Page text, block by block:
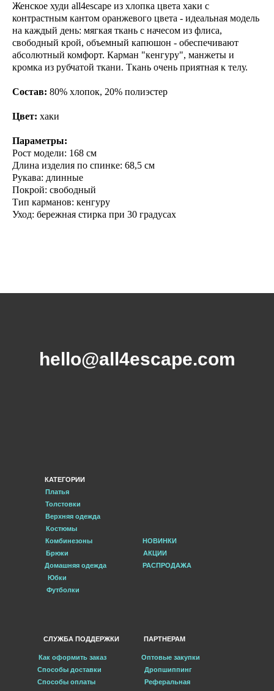
Женское худи all4escape из хлопка цвета хаки с
контрастным кантом оранжевого цвета - идеальная модель
на каждый день: мягкая ткань с начесом из флиса,
свободный крой, объемный капюшон - обеспечивают
абсолютный комфорт. Карман "кенгуру", манжеты и
кромка из рубчатой ткани. Ткань очень приятная к телу.
Состав: 80% хлопок, 20% полиэстер
Цвет: хаки
Параметры:
Рост модели: 168 см
Длина изделия по спинке: 68,5 cм
Рукава: длинные
Покрой: свободный
Тип карманов: кенгуру
Уход: бережная стирка при 30 градусах
hello@all4escape.com
Как оформить заказ
Оптовые закупки
Способы доставки
Способы оплаты
КАТЕГОРИИ
Толстовки
Платья
Костюмы
Комбинезоны
Брюки
Юбки
Верхняя одежда
СЛУЖБА ПОДДЕРЖКИ ПАРТНЕРАМ
НОВИНКИ
РАСПРОДАЖА
АКЦИИ
Дропшиппинг
Реферальная
Футболки
Домашняя одежда